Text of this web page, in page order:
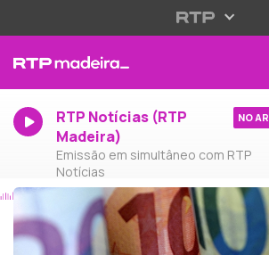
RTP Notícias (RTP
Madeira)
Emissão em simultâneo com RTP
Notícias
NO AR